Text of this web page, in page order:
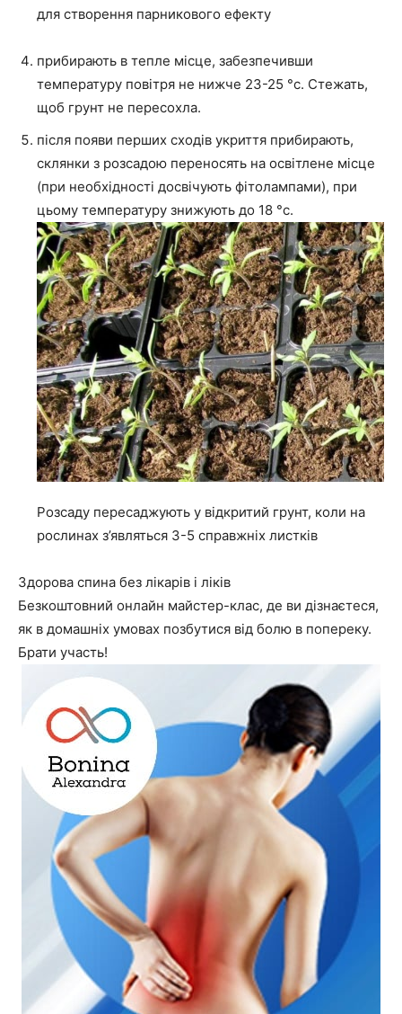
для створення парникового ефекту
прибирають в тепле місце, забезпечивши
температуру повітря не нижче 23-25 °c. Стежать,
щоб грунт не пересохла.
після появи перших сходів укриття прибирають,
склянки з розсадою переносять на освітлене місце
(при необхідності досвічують фітолампами), при
цьому температуру знижують до 18 °c.
Розсаду пересаджують у відкритий грунт, коли на
рослинах з’являться 3-5 справжніх листків
Здорова спина без лікарів і ліків
Безкоштовний онлайн майстер-клас, де ви дізнаєтеся,
як в домашніх умовах позбутися від болю в попереку.
Брати участь!